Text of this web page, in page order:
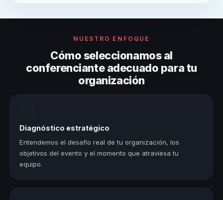
NUESTRO ENFOQUE
Cómo seleccionamos al
conferenciante adecuado para tu
organización
Diagnóstico estratégico
Entendemos el desafío real de tu organización, los
objetivos del evento y el momento que atraviesa tu
equipo.